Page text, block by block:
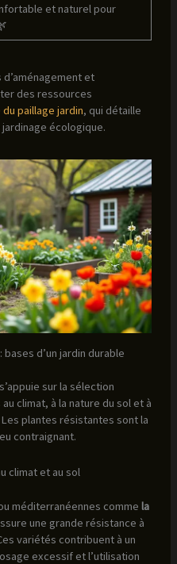
et naturel pour
et
des ressources
paillage jardin, qui détaille
écologique.
d’un jardin durable
sur la sélection
climat, à la nature du sol et à
plantes résistantes sont la
contraignant.
climat et au sol
méditerranéennes comme la
une grande résistance à
variétés contribuent à un
excessif et l’utilisation